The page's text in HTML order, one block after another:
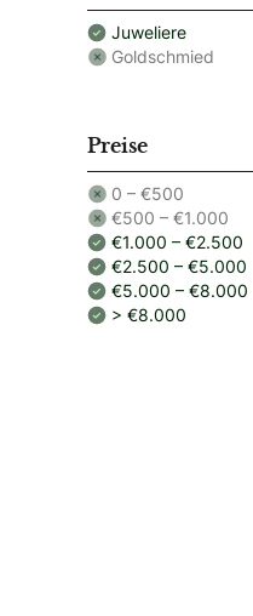
Juweliere
Goldschmied
Preise
0 – €500
€500 – €1.000
€1.000 – €2.500
€2.500 – €5.000
€5.000 – €8.000
> €8.000